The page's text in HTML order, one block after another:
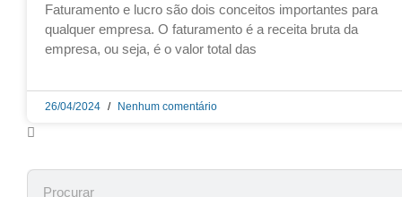
Faturamento e lucro são dois conceitos importantes para
qualquer empresa. O faturamento é a receita bruta da
empresa, ou seja, é o valor total das
26/04/2024 Nenhum comentário